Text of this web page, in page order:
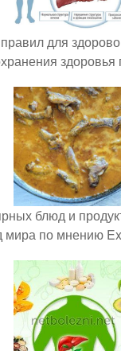
для
здоровья
блюд и
мира по мнению